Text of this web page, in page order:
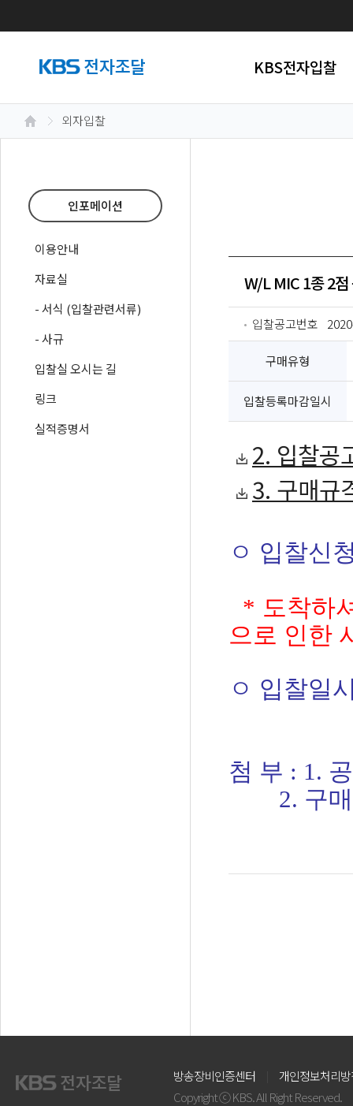
KBS전자입찰
외자입찰
인포메이션
이용안내
자료실
- 서식 (입찰관련서류)
- 사규
입찰실 오시는 길
링크
실적증명서
W/L MIC 1종 2점
입찰공고번호
구매유형
입찰등록마감일시
2. 입찰
3. 구매
ㅇ 입찰신
* 도착하
으로 인한
ㅇ 입찰일
첨 부 : 1.
2. 구매
방송장비인증센터
개인정보처리
Copyright ⓒ KBS. All Right Reserved.